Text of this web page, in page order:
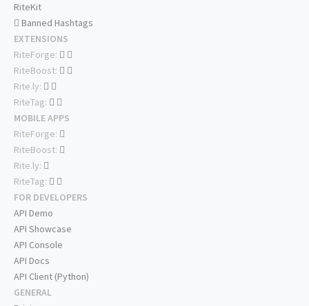
RiteKit
Banned Hashtags
EXTENSIONS
RiteForge:
RiteBoost:
Rite.ly:
RiteTag:
MOBILE APPS
RiteForge:
RiteBoost:
Rite.ly:
RiteTag:
FOR DEVELOPERS
API Demo
API Showcase
API Console
API Docs
API Client (Python)
GENERAL